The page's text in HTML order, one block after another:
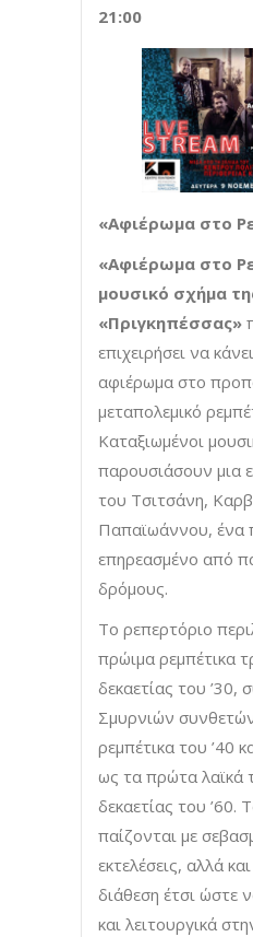
21:00
«Αφιέρωμα στο
«Αφιέρωμα στο
μουσικό σχήμα
«Πριγκηπέσσας»
επιχειρήσει να
αφιέρωμα στο
μεταπολεμικό
Καταξιωμένοι
παρουσιάσουν μια
του Τσιτσάνη,
Παπαϊωάννου, ένα
επηρεασμένο από
δρόμους.
Το ρεπερτόριο
πρώιμα ρεμπέτικα
δεκαετίας του ’30,
Σμυρνιών
ρεμπέτικα του ’40
ως τα πρώτα λαϊκά
δεκαετίας του ’60.
παίζονται με
εκτελέσεις, αλλά
διάθεση έτσι ώστε
και λειτουργικά